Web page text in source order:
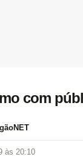
com
às 20:10